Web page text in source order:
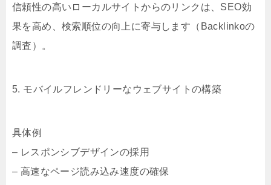
信頼性の高いローカルサイトからのリンクは、SEO効
果を高め、検索順位の向上に寄与します（Backlinkoの
調査）。
5. モバイルフレンドリーなウェブサイトの構築
具体例
– レスポンシブデザインの採用
– 高速なページ読み込み速度の確保